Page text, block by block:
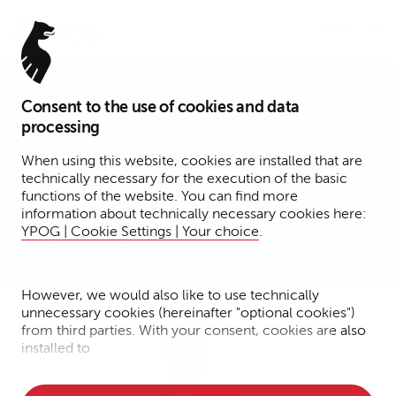
Consent to the use of cookies and data
processing
When using this website, cookies are installed that are
technically necessary for the execution of the basic
functions of the website. You can find more
information about technically necessary cookies here:
YPOG | Cookie Settings | Your choice.
However, we would also like to use technically
unnecessary cookies (hereinafter "optional cookies")
from third parties. With your consent, cookies are also
installed to
Workplace Manager
Miran Papic
München